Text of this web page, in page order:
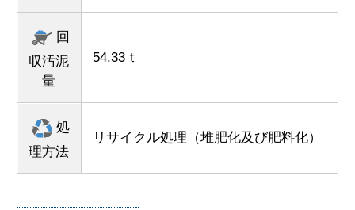
回
収汚泥
量
54.33ｔ
処
理方法
リサイクル処理（堆肥化及び肥料化）